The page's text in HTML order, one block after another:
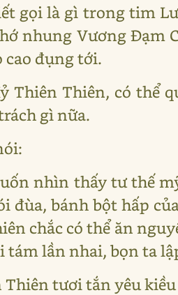
gọi là gì trong tim
nhung Vương Đạm
cao đụng tới.
Thiên Thiên, có thể
gì nữa.
nhìn thấy tư thế
đùa, bánh bột hấp
chắc có thể ăn
tám lần nhai, bọn ta
Thiên tươi tắn yêu